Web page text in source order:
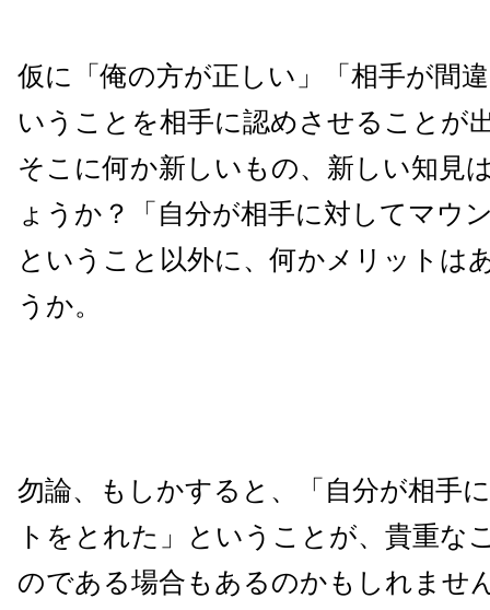
仮に「俺の方が正しい」「相手が間
いうことを相手に認めさせることが
そこに何か新しいもの、新しい知見
ょうか？「自分が相手に対してマウ
ということ以外に、何かメリットは
うか。
勿論、もしかすると、「自分が相手
トをとれた」ということが、貴重な
のである場合もあるのかもしれませ